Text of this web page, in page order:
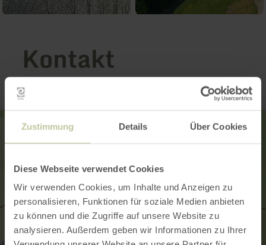
Zustimmung Details Über Cookies
Diese Webseite verwendet Cookies
Wir verwenden Cookies, um Inhalte und Anzeigen zu
personalisieren, Funktionen für soziale Medien anbieten
zu können und die Zugriffe auf unsere Website zu
analysieren. Außerdem geben wir Informationen zu Ihrer
Kontakt